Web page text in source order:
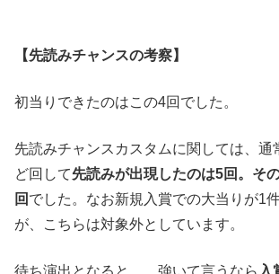
【先読みチャンスの考察】
初当りできたのはこの4回でした。
先読みチャンスカスタムに関しては、通
ど回して先読みが出現したのは5回。そ
回 でした。なお新規入賞での大当りが1
が、こちらは対象外としています。
待ち演出となると……強いて言うなら 入